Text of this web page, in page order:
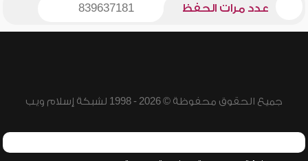
عدد مرات الحفظ 839637181
جميع الحقوق محفوظة © 2026 - 1998 لشبكة إسلام ويب